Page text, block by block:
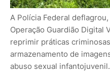
A Polícia Federal
Operação Guardião Digital
reprimir práticas
armazenamento de
abuso sexual infantojuvenil.